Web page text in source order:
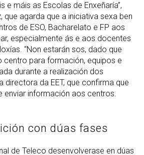
e máis as Escolas de Enxeñaría”,
que agarda que a iniciativa sexa ben
de ESO, Bacharelato e FP aos
especialmente ás e aos docentes
“Non estarán sos, dado que
centro para formación, equipos e
durante a realización dos
directora da EET, que confirma que
enviar información aos centros.
con dúas fases
de Teleco desenvolverase en dúas